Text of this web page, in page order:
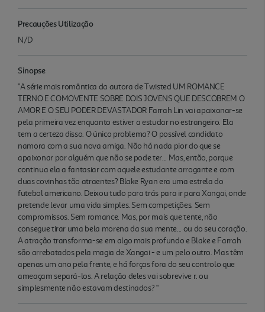
Precauções Utilização
N/D
Sinopse
"A série mais romântica da autora de Twisted UM ROMANCE
TERNO E COMOVENTE SOBRE DOIS JOVENS QUE DESCOBREM O
AMOR E O SEU PODER DEVASTADOR Farrah Lin vai apaixonar-se
pela primeira vez enquanto estiver a estudar no estrangeiro. Ela
tem a certeza disso. O único problema? O possível candidato
namora com a sua nova amiga. Não há nada pior do que se
apaixonar por alguém que não se pode ter... Mas, então, porque
continua ela a fantasiar com aquele estudante arrogante e com
duas covinhas tão atraentes? Blake Ryan era uma estrela do
futebol americano. Deixou tudo para trás para ir para Xangai, onde
pretende levar uma vida simples. Sem competições. Sem
compromissos. Sem romance. Mas, por mais que tente, não
consegue tirar uma bela morena da sua mente... ou do seu coração.
A atração transforma-se em algo mais profundo e Blake e Farrah
são arrebatados pela magia de Xangai - e um pelo outro. Mas têm
apenas um ano pela frente, e há forças fora do seu controlo que
ameaçam separá-los. A relação deles vai sobrevive r. ou
simplesmente não estavam destinados? "